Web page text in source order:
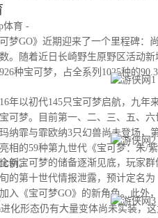
体育 -
GO》近期迎来了一个里程碑：
。随着近日长崎野生原野区活动
种宝可梦，占全系列1025种的
以初代145只宝可梦启航，九年
可梦。目前第一、二、三、五、
纳霏与霏欧纳3只幻兽尚未登场，
相的59种第九世代《宝可梦：朱/
例。
宝可梦的储备逐渐见底，玩家群
的第十世代情报泄露，预计定名为
入《宝可梦GO》的新角色。此外
进化形态仍有大量变体尚未实装，